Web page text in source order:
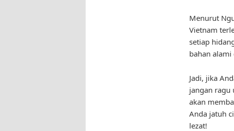
Menurut
Vietnam
setiap
bahan alami
Jadi, jika
jangan ragu
akan
Anda jatuh
lezat!